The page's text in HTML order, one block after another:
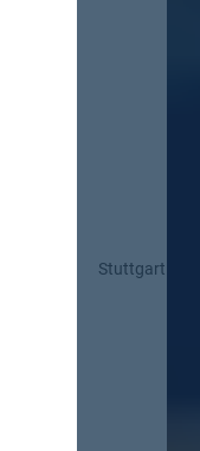
Stuttgart